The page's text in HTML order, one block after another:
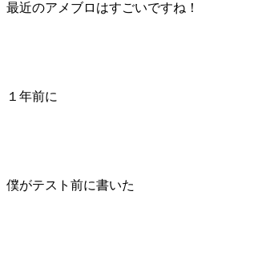
最近のアメブロはすごいですね！
１年前に
僕がテスト前に書いた